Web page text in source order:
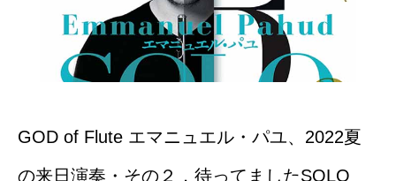
GOD of Flute エマニュエル・パユ、2022夏
の来日演奏・その２．待ってましたSOLO